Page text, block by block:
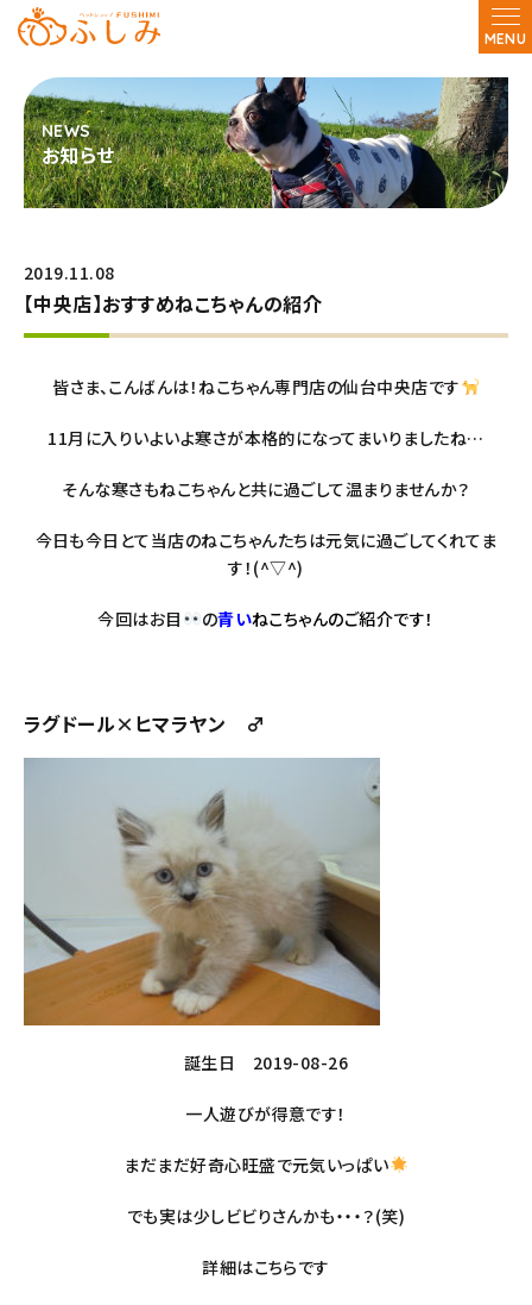
MENU
お知らせ
2019.11.08
【中央店】おすすめねこちゃんの紹介
皆さま、こんばんは！ねこちゃん専門店の仙台中央店です
11月に入りいよいよ寒さが本格的になってまいりましたね…
そんな寒さもねこちゃんと共に過ごして温まりませんか？
今日も今日とて当店のねこちゃんたちは元気に過ごしてくれてま
す！(^▽^)
今回はお目 の青いねこちゃんのご紹介です！
ラグドール×ヒマラヤン ♂
誕生日 2019-08-26
一人遊びが得意です！
まだまだ好奇心旺盛で元気いっぱい
でも実は少しビビりさんかも・・・？(笑)
詳細はこちらです